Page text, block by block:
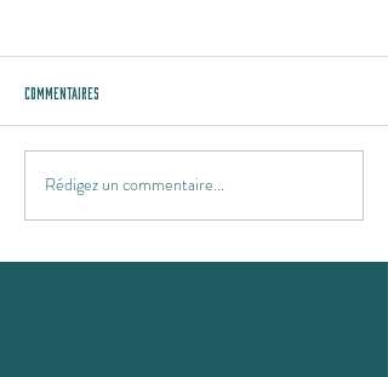
Commentaires
Rédigez un commentaire...